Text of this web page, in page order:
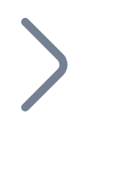
votre entreprise et
écosystème.
et